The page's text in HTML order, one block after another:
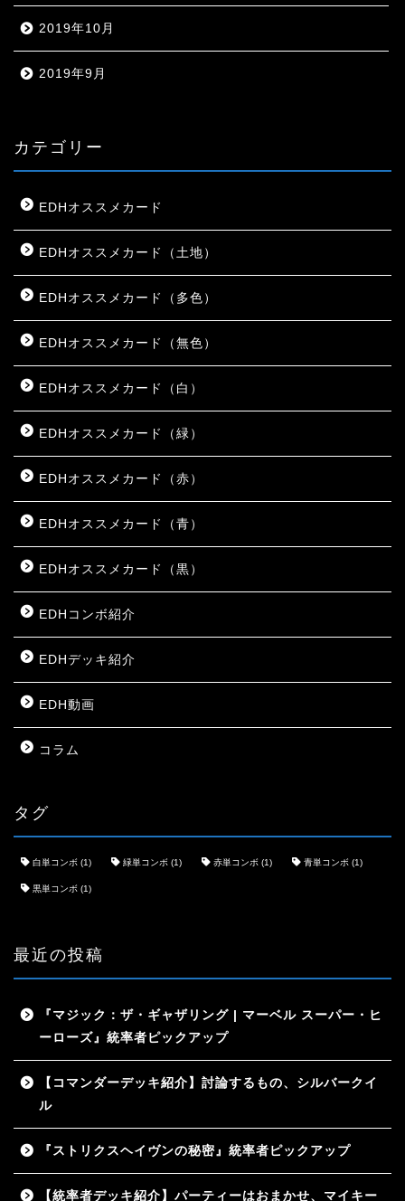
2019年10月
2019年9月
カテゴリー
EDHオススメカード
EDHオススメカード（土地）
EDHオススメカード（多色）
EDHオススメカード（無色）
EDHオススメカード（白）
EDHオススメカード（緑）
EDHオススメカード（赤）
EDHオススメカード（青）
EDHオススメカード（黒）
EDHコンボ紹介
EDHデッキ紹介
EDH動画
コラム
タグ
白単コンボ (1) 緑単コンボ (1) 赤単コンボ (1) 青単コンボ (1)
黒単コンボ (1)
最近の投稿
『マジック：ザ・ギャザリング | マーベル スーパー・ヒ
ーローズ』統率者ピックアップ
【コマンダーデッキ紹介】討論するもの、シルバークイ
ル
『ストリクスヘイヴンの秘密』統率者ピックアップ
【統率者デッキ紹介】パーティーはおまかせ、マイキー